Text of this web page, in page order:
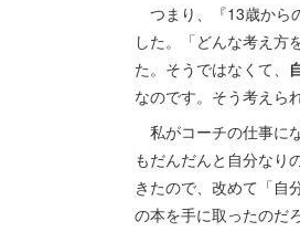
つまり、『13歳から
した。「どんな考え方
た。そうではなくて、
なのです。そう考えら
私がコーチの仕事に
もだんだんと自分なり
きたので、改めて「自
の本を手に取ったのだ